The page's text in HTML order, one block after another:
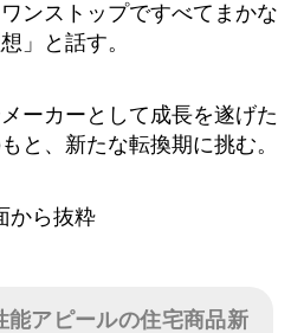
ンストップですべてまかな
」と話す。
ーカーとして成長を遂げた
と、新たな転換期に挑む。
から抜粋
能アピールの住宅商品新